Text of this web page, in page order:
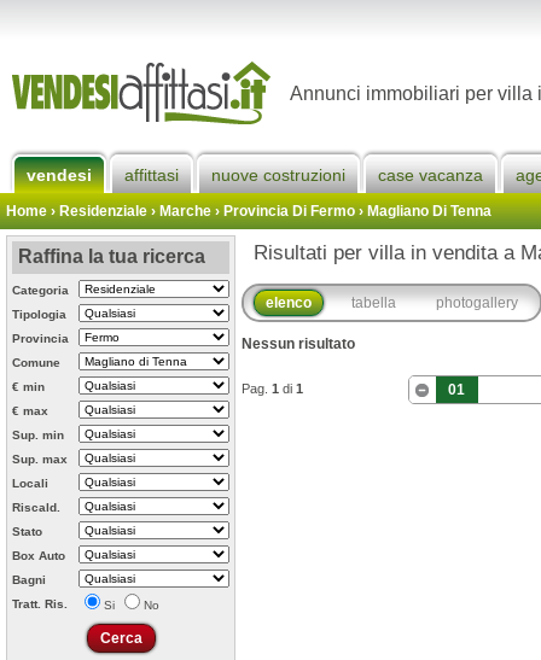
Annunci immobiliari per villa
vendesi affittasi nuove costruzioni case vacanza
Home› Residenziale › Marche ›Provincia Di Fermo›Magliano Di Tenna
Raffina la tua ricerca
Categoria
Tipologia
Provincia
Comune
€ min
€ max
Sup. min
Sup. max
Locali
Riscald.
Stato
Box Auto
Bagni
Tratt. Ris.
Si No
Risultati per villa in vendita a
elenco tabella photogallery
Nessun risultato
Pag. 1 di 1 01